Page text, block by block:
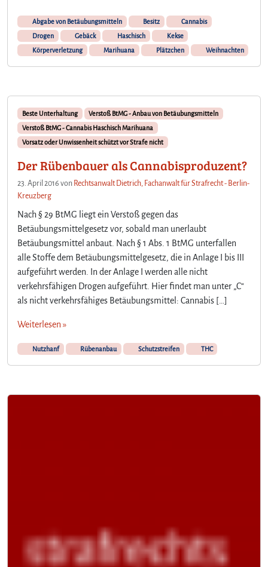
Abgabe von Betäubungsmitteln Besitz
Cannabis
Drogen
Gebäck Haschisch
Kekse
Körperverletzung
Marihuana Plätzchen Weihnachten
Beste Unterhaltung
Verstoß BtMG - Anbau von Betäubungsmitteln
Verstoß BtMG - Cannabis Haschisch Marihuana
Vorsatz oder Unwissenheit schützt vor Strafe nicht
Der Rübenbauer als Cannabisproduzent?
23. April 2016 von Rechtsanwalt Dietrich, Fachanwalt für Strafrecht - Berlin-
Kreuzberg
Nach § 29 BtMG liegt ein Verstoß gegen das
Betäubungsmittelgesetz vor, sobald man unerlaubt
Betäubungsmittel anbaut. Nach § 1 Abs. 1 BtMG unterfallen
alle Stoffe dem Betäubungsmittelgesetz, die in Anlage I bis III
aufgeführt werden. In der Anlage I werden alle nicht
verkehrsfähigen Drogen aufgeführt. Hier findet man unter „C“
als nicht verkehrsfähiges Betäubungsmittel: Cannabis […]
Weiterlesen »
Nutzhanf Rübenanbau Schutzstreifen THC